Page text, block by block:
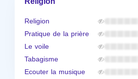
Religion
Pratique de la prière
Le voile
Tabagisme
Ecouter la musique